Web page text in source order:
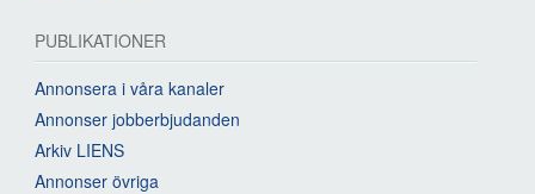
PUBLIKATIONER
Annonsera i våra kanaler
Annonser jobberbjudanden
Arkiv LIENS
Annonser övriga